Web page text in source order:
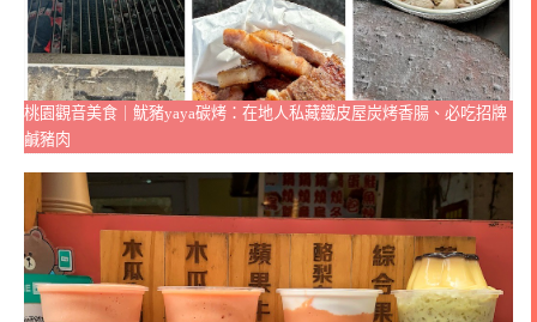
桃園觀音美食｜魷豬yaya碳烤：在地人私藏鐵皮屋炭烤香腸、必吃招牌
鹹豬肉